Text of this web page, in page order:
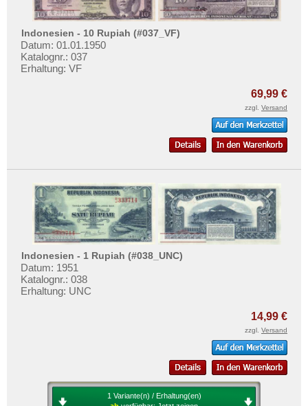
Indonesien - 10 Rupiah (#037_VF)
Datum: 01.01.1950
Katalognr.: 037
Erhaltung: VF
69,99 €
zzgl. Versand
Indonesien - 1 Rupiah (#038_UNC)
Datum: 1951
Katalognr.: 038
Erhaltung: UNC
14,99 €
zzgl. Versand
1 Variante(n) / Erhaltung(en)